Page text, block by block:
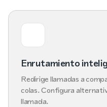
Enrutamiento
Redirige llamadas a
colas. Configura
llamada.